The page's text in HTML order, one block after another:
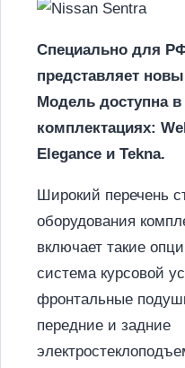
Специально для
представляет
Модель доступна
комплектациях:
Elegance и Tekna.
Широкий перечень
оборудования
включает такие
система курсовой
фронтальные
передние и задние